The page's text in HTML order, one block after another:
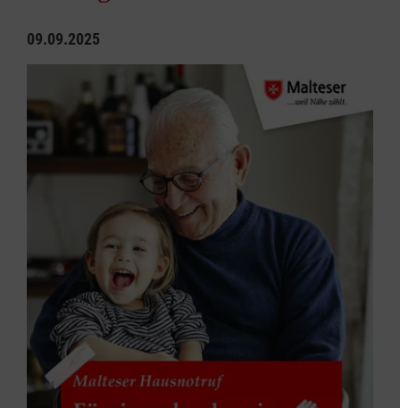
09.09.2025